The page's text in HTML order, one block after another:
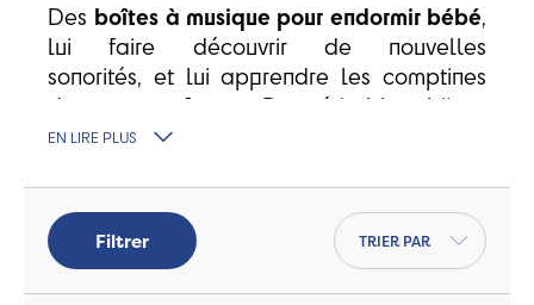
Des boîtes à musique pour endormir bébé,
lui faire découvrir de nouvelles
sonorités, et lui apprendre les comptines
de votre enfance. De véritables bijoux
quis'adapteront parfaitement à la
décoratif auxmélodies doucespour
apaiser l'enfant et l'accompagner dans
son sommeil.
EN LIRE PLUS
Filtrer
Trier par